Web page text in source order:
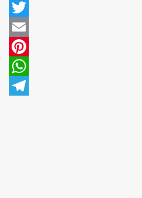
Facebook
Twitter
Email
Pinterest
WhatsApp